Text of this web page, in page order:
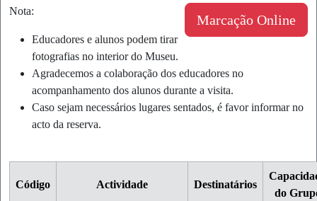
Marcação Online
Nota:
Educadores e alunos podem tirar
fotografias no interior do Museu.
Agradecemos a colaboração dos educadores no
acompanhamento dos alunos durante a visita.
Caso sejam necessários lugares sentados, é favor informar no
acto da reserva.
Código Actividade Destinatários
do